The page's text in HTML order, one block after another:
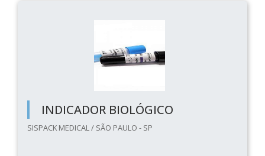
INDICADOR BIOLÓGICO
SISPACK MEDICAL / SÃO PAULO - SP